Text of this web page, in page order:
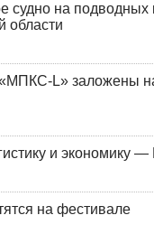
судно на подводных
области
«МПКС-L» заложены
и экономику
на фестивале